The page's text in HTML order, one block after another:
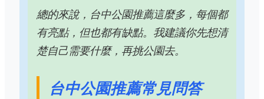
總的來說，台中公園推薦這麼多，每個都
有亮點，但也都有缺點。我建議你先想清
楚自己需要什麼，再挑公園去。
台中公園推薦常見問答